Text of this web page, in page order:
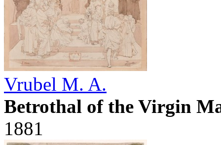
Vrubel M. A.
Betrothal of the Virgin
1881